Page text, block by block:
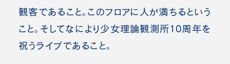
観客であること。このフロアに人が満ちるという
こと。そしてなにより少女理論観測所10周年を
祝うライブであること。